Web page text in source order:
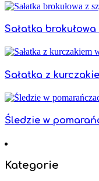
Sałatka
Sałatka z
Śledzie w
Kategorie